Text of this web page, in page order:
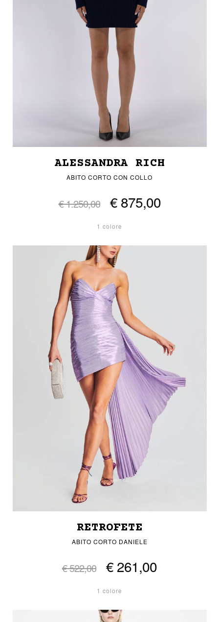
ALESSANDRA RICH
ABITO CORTO CON COLLO
€ 1.250,00 € 875,00
1 colore
RETROFETE
ABITO CORTO DANIELE
€ 522,00 € 261,00
1 colore